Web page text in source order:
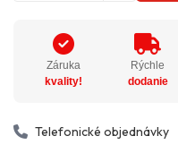
Záruka
kvality!
Rýchle
dodanie
Telefonické objednávky